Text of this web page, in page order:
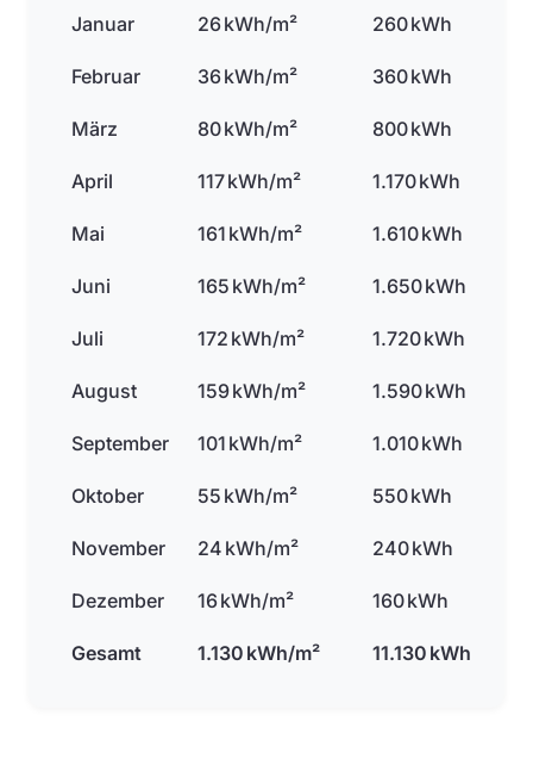
Januar 26 kWh/m² 260 kWh
Februar 36 kWh/m² 360 kWh
März 80 kWh/m² 800 kWh
April 117 kWh/m² 1.170 kWh
Mai 161 kWh/m² 1.610 kWh
Juni 165 kWh/m² 1.650 kWh
Juli 172 kWh/m² 1.720 kWh
August 159 kWh/m² 1.590 kWh
September 101 kWh/m² 1.010 kWh
Oktober 55 kWh/m² 550 kWh
November 24 kWh/m² 240 kWh
Dezember 16 kWh/m² 160 kWh
Gesamt 1.130 kWh/m² 11.130 kWh